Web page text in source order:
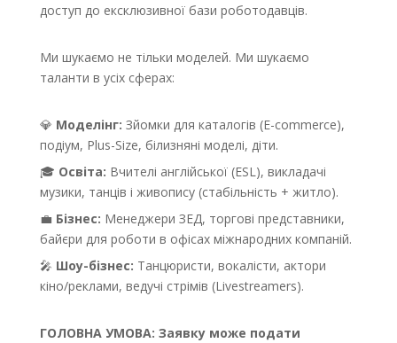
доступ до ексклюзивної бази роботодавців.
Ми шукаємо не тільки моделей. Ми шукаємо
таланти в усіх сферах:
💎 Моделінг: Зйомки для каталогів (E-commerce),
подіум, Plus-Size, білизняні моделі, діти.
🎓 Освіта: Вчителі англійської (ESL), викладачі
музики, танців і живопису (стабільність + житло).
💼 Бізнес: Менеджери ЗЕД, торгові представники,
байєри для роботи в офісах міжнародних компаній.
🎤 Шоу-бізнес: Танцюристи, вокалісти, актори
кіно/реклами, ведучі стрімів (Livestreamers).
ГОЛОВНА УМОВА: Заявку може подати